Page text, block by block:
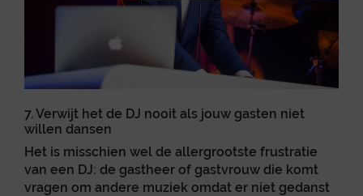
7. Verwijt het de DJ nooit als jouw gasten niet
willen dansen
Het is misschien wel de allergrootste frustratie
van een DJ: de gastheer of gastvrouw die komt
vragen om andere muziek omdat er niet gedanst